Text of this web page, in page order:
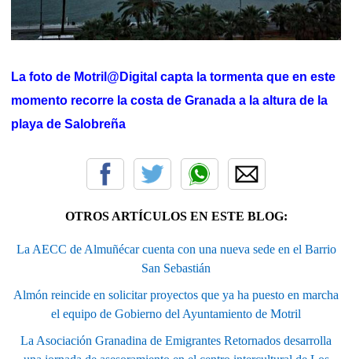
La foto de Motril@Digital capta la tormenta que en este
momento recorre la costa de Granada a la altura de la
playa de Salobreña
OTROS ARTÍCULOS EN ESTE BLOG:
La AECC de Almuñécar cuenta con una nueva sede en el Barrio
San Sebastián
Almón reincide en solicitar proyectos que ya ha puesto en marcha
el equipo de Gobierno del Ayuntamiento de Motril
La Asociación Granadina de Emigrantes Retornados desarrolla